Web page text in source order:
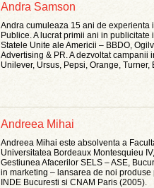
Andra Samson
Andra cumuleaza 15 ani de
Publice. A lucrat primii ani in
Statele Unite ale Americii – BBDO,
Advertising & PR. A dezvoltat
Unilever, Ursus, Pepsi, Orange, Turner,
Andreea Mihai
Andreea Mihai este absolventa a
Universitatea Bordeaux Montesquieu
Gestiunea Afacerilor SELS – ASE,
in marketing – lansarea de noi
INDE Bucuresti si CNAM Paris (2005).